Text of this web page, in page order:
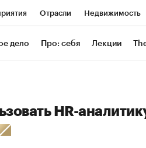
Отрасли Недвижимость
РБК Life Тренды
дело Про: себя Лекции
HR-